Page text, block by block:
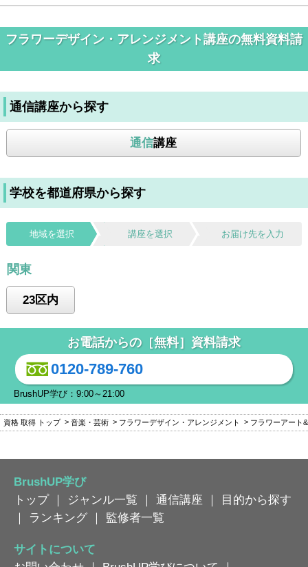
フラワーデザイン・アレンジメント講座の無料資料請
求
通信講座から探す
通信講座
学校を都道府県から探す
地域を選択 講座を選択 お届け先を入力
関東
23区内
お電話からの［無料］資料請求
0120-789-760
BrushUP学び：9:00～21:00
資格 取得 トップ 音楽・芸術 フラワーデザイン・アレンジメント フラワーアート
BrushUP学び
トップ｜ ジャンル一覧 ｜ 通信講座 ｜
目的から探す
｜
ランキング ｜ 監修者一覧
サイトについて